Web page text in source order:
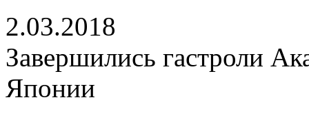
2.03.2018
Завершились гастроли
Японии